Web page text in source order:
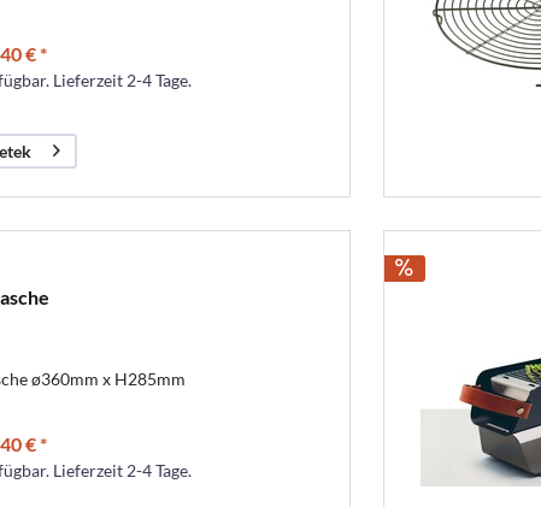
€ *
Lieferzeit 2-4 Tage.
ø360mm x H285mm
€ *
Lieferzeit 2-4 Tage.